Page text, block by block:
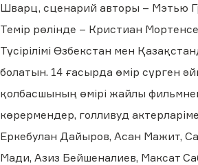
Шварц, сценарий авторы – Мэтью
Темір рөлінде – Кристиан
Түсірілімі Өзбекстан мен
болатын. 14 ғасырда өмір сүрген
қолбасшының өмірі жайлы
көрермендер, голливуд
Еркебулан Дайыров, Асан Мажит,
Мади, Азиз Бейшеналиев, Максат